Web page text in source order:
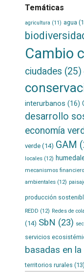
Temáticas
agricultura (11) agua
Cambio
ciudades (25)
interurbanos (16)
desarrollo
economía
verde(14) GAM
locales(12)
mecanismos
ambientales(12)
producción
REDD (12) Redes de
(14) SbN (23)
servicios
basadas en
territorios rurales (13)